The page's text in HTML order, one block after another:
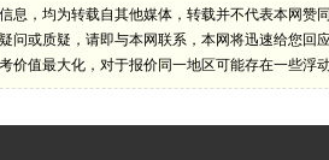
息，均为转载自其他媒体，转载并不代表本网赞
问或质疑，请即与本网联系，本网将迅速给您回
价值最大化，对于报价同一地区可能存在一些浮